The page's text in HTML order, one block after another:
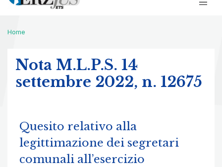
Home
Nota M.L.P.S. 14
settembre 2022, n. 12675
Quesito relativo alla
legittimazione dei segretari
comunali all’esercizio